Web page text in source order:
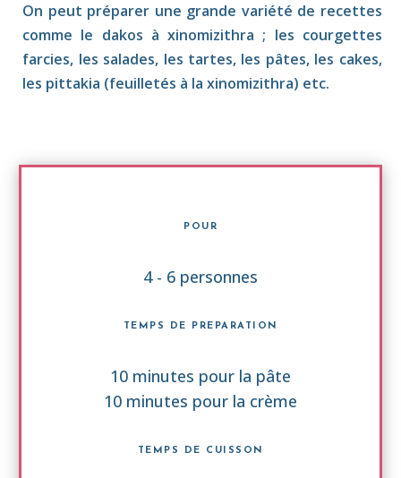
On peut préparer une grande variété de recettes
comme le dakos à xinomizithra ; les courgettes
farcies, les salades, les tartes, les pâtes, les cakes,
les pittakia (feuilletés à la xinomizithra) etc.
POUR
4 - 6 personnes
TEMPS DE PREPARATION
10 minutes pour la pâte
10 minutes pour la crème
TEMPS DE CUISSON